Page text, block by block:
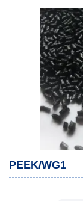
PEEK/WG1